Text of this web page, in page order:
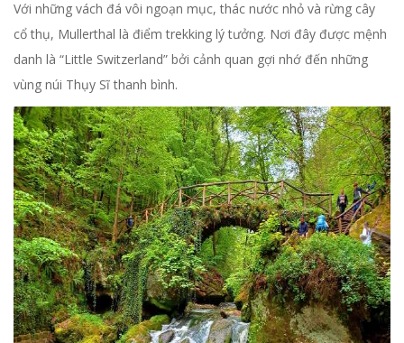
Với những vách đá vôi ngoạn mục, thác nước nhỏ và rừng cây
cổ thụ, Mullerthal là điểm trekking lý tưởng. Nơi đây được mệnh
danh là “Little Switzerland” bởi cảnh quan gợi nhớ đến những
vùng núi Thụy Sĩ thanh bình.